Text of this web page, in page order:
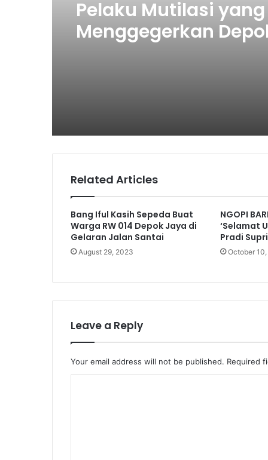
Pelaku Mutilasi yang
Menggegerkan
Related Articles
Bang Iful Kasih Sepeda Buat
Warga RW 014 Depok Jaya di
Gelaran Jalan Santai
August 29, 2023
NGOPI
‘Selamat
Pradi
October
Leave a Reply
Your email address will not be published. Required